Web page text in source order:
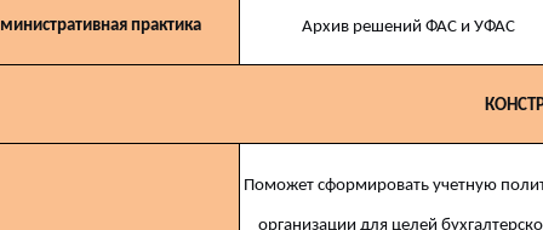
практика Архив решений ФАС и УФАС
Поможет сформировать учетную
организации для целей